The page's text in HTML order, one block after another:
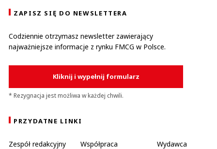
ZAPISZ SIĘ DO NEWSLETTERA
Codziennie otrzymasz newsletter zawierający
najważniejsze informacje z rynku FMCG w Polsce.
Kliknij i wypełnij formularz
* Rezygnacja jest możliwa w każdej chwili.
PRZYDATNE LINKI
Zespół redakcyjny Współpraca
Wydawca